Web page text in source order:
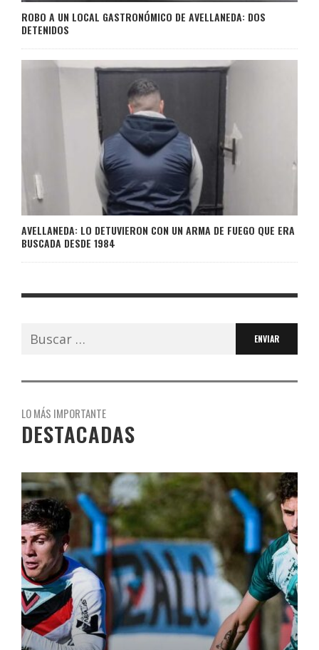
ROBO A UN LOCAL GASTRONÓMICO DE AVELLANEDA: DOS
DETENIDOS
AVELLANEDA: LO DETUVIERON CON UN ARMA DE FUEGO QUE ERA
BUSCADA DESDE 1984
Buscar:
LO MÁS IMPORTANTE
DESTACADAS